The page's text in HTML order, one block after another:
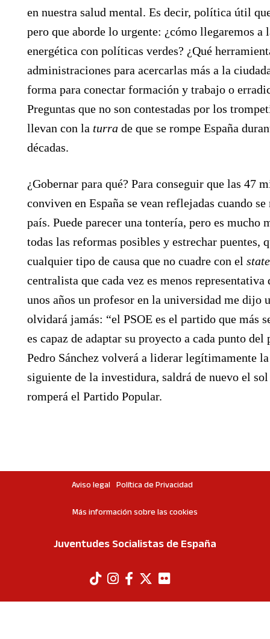
en nuestra salud mental. Es decir, política útil
pero que aborde lo urgente: ¿cómo llegaremos a
energética con políticas verdes? ¿Qué
administraciones para acercarlas más a la
forma para conectar formación y trabajo o
Preguntas que no son contestadas por los
llevan con la turrade que se rompe España
décadas.
¿Gobernar para qué? Para conseguir que las 47
conviven en España se vean reflejadas cuando
país. Puede parecer una tontería, pero es mucho
todas las reformas posibles y estrechar puentes,
cualquier tipo de causa que no cuadre con el
centralista que cada vez es menos
unos años un profesor en la universidad me dijo
olvidará jamás: “el PSOE es el partido que más
es capaz de adaptar su proyecto a cada punto del
Pedro Sánchez volverá a liderar legítimamente
siguiente de la investidura, saldrá de nuevo el
romperá el Partido Popular.
Aviso legal Política de Privacidad
Más información sobre las cookies
Juventudes Socialistas de España